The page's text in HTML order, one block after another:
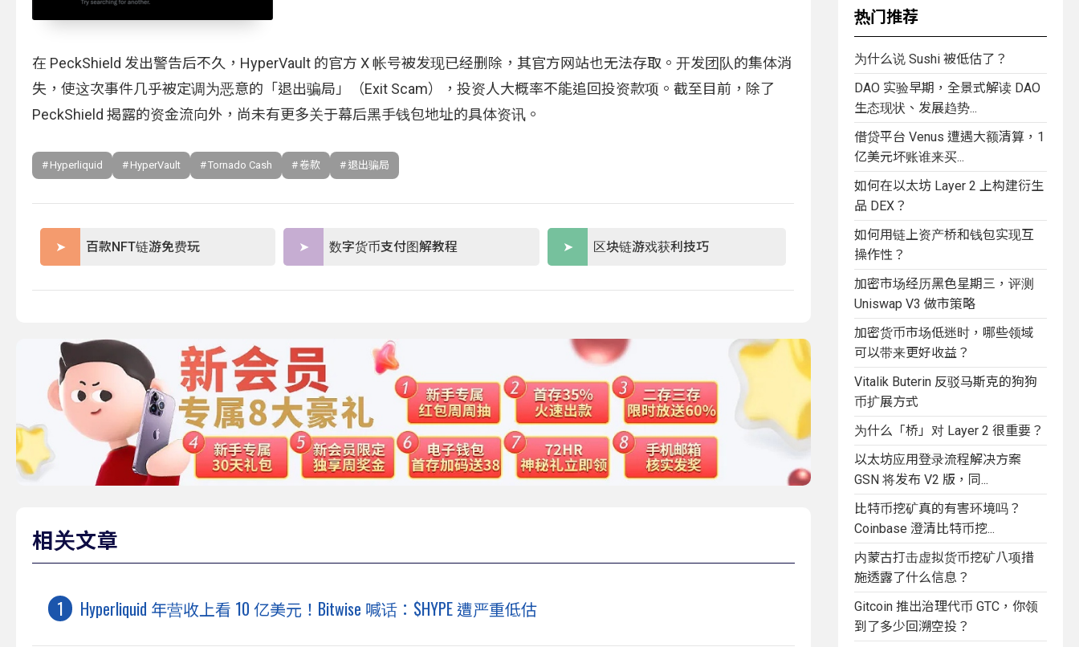
在 PeckShield 发出警告后不久，HyperVault 的官方 X 帐号被发现已经删除，其官方网站也无法存取。开发团队的集体消
失，使这次事件几乎被定调为恶意的「退出骗局」（Exit Scam），投资人大概率不能追回投资款项。截至目前，除了
PeckShield 揭露的资金流向外，尚未有更多关于幕后黑手钱包地址的具体资讯。
Hyperliquid HyperVault Tornado Cash 卷款 退出骗局
百款NFT链游免费玩 数字货币支付图解教程 区块链游戏获利技巧
相关文章
Hyperliquid 年营收上看 10 亿美元！Bitwise 喊话：$HYPE 遭严重低估
热门推荐
为什么说 Sushi 被低估了？
DAO 实验早期，全景式解读 DAO
生态现状、发展趋势...
借贷平台 Venus 遭遇大额清算，1
亿美元坏账谁来买...
如何在以太坊 Layer 2 上构建衍生
品 DEX？
如何用链上资产桥和钱包实现互
操作性？
加密市场经历黑色星期三，评测
Uniswap V3 做市策略
加密货币市场低迷时，哪些领域
可以带来更好收益？
Vitalik Buterin 反驳马斯克的狗狗
币扩展方式
为什么「桥」对 Layer 2 很重要？
以太坊应用登录流程解决方案
GSN 将发布 V2 版，同...
比特币挖矿真的有害环境吗？
Coinbase 澄清比特币挖...
内蒙古打击虚拟货币挖矿八项措
施透露了什么信息？
Gitcoin 推出治理代币 GTC，你领
到了多少回溯空投？